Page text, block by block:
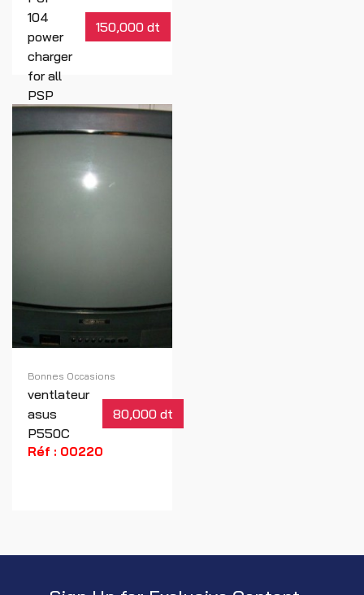
104
power
charger
for all
PSP
150,000 dt
Réf : 00887
Bonnes Occasions
ventlateur
asus
P550C
80,000 dt
Réf : 00220